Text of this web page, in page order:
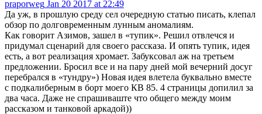
praporweg Jan 20 2017 at 22:49
Да уж, в прошлую среду сел очередную статью писать, клепал
обзор по долговременным лунным аномалиям.
Как говорит Азимов, зашел в «тупик». Решил отвлечся и
придумал сценарий для своего рассказа. И опять тупик, идея
есть, а вот реализация хромает. Забуксовал аж на третьем
предложении. Бросил все и на пару дней мой вечерний досуг
перебрался в «тундру») Новая идея влетела буквально вместе
с подкалиберным в борт моего КВ 85. 4 страницы допилил за
два часа. Даже не спрашиваште что общего между моим
рассказом и танковой аркадой))